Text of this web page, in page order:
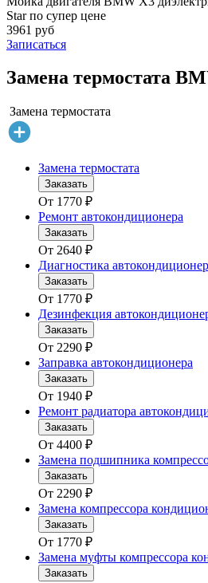
Star по супер цене
3961 руб
Записаться
Замена термостата
Замена термостата
Замена термостата
Заказать
От 1770 ₽
Ремонт автокондиционера
Заказать
От 2640 ₽
Диагностика
Заказать
От 1770 ₽
Дезинфекция
Заказать
От 2290 ₽
Заправка автокондиционера
Заказать
От 1940 ₽
Ремонт радиатора
Заказать
От 4400 ₽
Замена подшипника
Заказать
От 2290 ₽
Замена компрессора
Заказать
От 1770 ₽
Замена муфты компрессора
Заказать